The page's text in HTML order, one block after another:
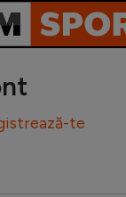
te